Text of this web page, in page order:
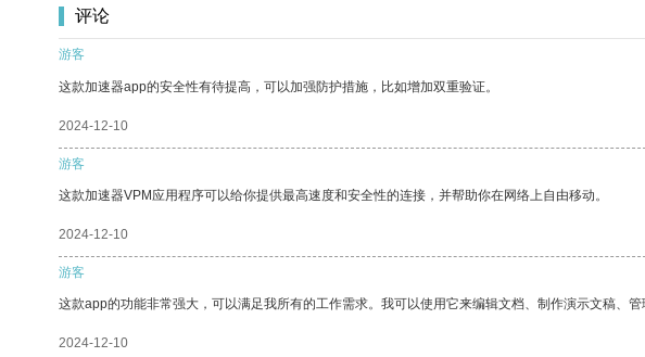
评论
游客
这款加速器app的安全性有待提高，可以加强防护措施，比如增加双重验证。
2024-12-10
游客
这款加速器VPM应用程序可以给你提供最高速度和安全性的连接，并帮助你在网络上自由移动。
2024-12-10
游客
这款app的功能非常强大，可以满足我所有的工作需求。我可以使用它来编辑文档、制作演示文稿、管
2024-12-10